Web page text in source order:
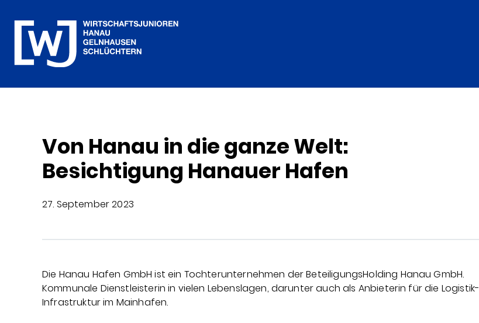
Von Hanau in die ganze Welt:
Besichtigung Hanauer Hafen
27. September 2023
Die Hanau Hafen GmbH ist ein Tochterunternehmen der BeteiligungsHolding Hanau GmbH.
Kommunale Dienstleisterin in vielen Lebenslagen, darunter auch als Anbieterin für die Logistik-
Infrastruktur im Mainhafen.